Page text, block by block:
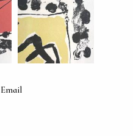
Email